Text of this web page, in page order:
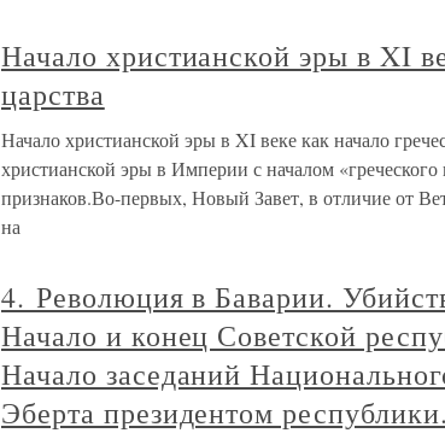
Начало христианской эры в XI
царства
Начало христианской эры в XI веке как начало
христианской эры в Империи с началом «греческого
признаков.Во-первых, Новый Завет, в отличие от
на
4. Революция в Баварии.
Начало и конец Советской
Начало заседаний
Эберта президентом